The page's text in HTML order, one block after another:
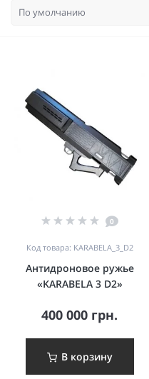
0
Код товара: KARABELA_3_D2
Антидроновое ружье
«KARABELA 3 D2»
400 000 грн.
В корзину